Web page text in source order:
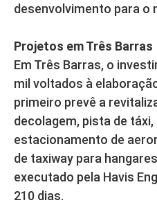
desenvolvimento para o
Projetos em Três Barras
Em Três Barras, o
mil voltados à
primeiro prevê a
decolagem, pista de táxi,
estacionamento de
de taxiway para
executado pela Havis
210 dias.